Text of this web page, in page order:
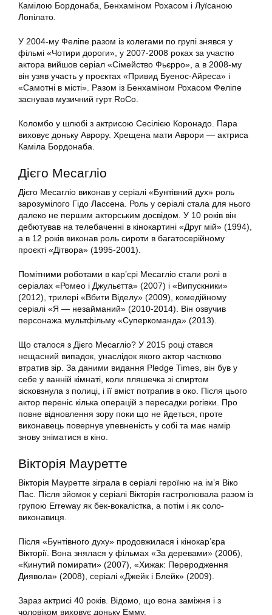
Камілою Бордонаба, Бенхаміном Рохасом і Луїсаною
Лопілато.
У 2004-му Феліпе разом із колегами по групі знявся у
фільмі «Чотири дороги», у 2007-2008 роках за участю
актора вийшов серіал «Сімейство Фьєрро», а в 2008-му
він узяв участь у проєктах «Привид Буенос-Айреса» і
«Самотні в місті». Разом із Бенхаміном Рохасом Феліпе
заснував музичний гурт RoCo.
Коломбо у шлюбі з актрисою Сесілією Коронадо. Пара
виховує доньку Аврору. Хрещена мати Аврори — актриса
Каміла Бордонаба.
Дієго Месагліо
Дієго Месагліо виконав у серіалі «Бунтівний дух» роль
зарозумілого Гідо Лассена. Роль у серіалі стала для нього
далеко не першим акторським досвідом. У 10 років він
дебютував на телебаченні в кінокартині «Друг мій» (1994),
а в 12 років виконав роль сироти в багатосерійному
проєкті «Дітвора» (1995-2001).
Помітними роботами в кар’єрі Месагліо стали ролі в
серіалах «Ромео і Джульєтта» (2007) і «Випускники»
(2012), трилері «Вбити Віделу» (2009), комедійному
серіалі «Я — незайманий» (2010-2014). Він озвучив
персонажа мультфільму «Суперкоманда» (2013).
Що сталося з Дієго Месагліо? У 2015 році стався
нещасний випадок, унаслідок якого актор частково
втратив зір. За даними видання Pledge Times, він був у
себе у ванній кімнаті, коли пляшечка зі спиртом
зісковзнула з полиці, і її вміст потрапив в око. Після цього
актор переніс кілька операцій з пересадки рогівки. Про
повне відновлення зору поки що не йдеться, проте
виконавець повернув упевненість у собі та має намір
знову зніматися в кіно.
Вікторія Мауретте
Вікторія Мауретте зіграла в серіалі героїню на ім’я Віко
Пас. Після зйомок у серіалі Вікторія гастролювала разом із
групою Erreway як бек-вокалістка, а потім і як соло-
виконавиця.
Після «Бунтівного духу» продовжилася і кінокар’єра
Вікторії. Вона знялася у фільмах «За деревами» (2006),
«Кинутий помирати» (2007), «Хижак: Переродження
Диявола» (2008), серіалі «Джейк і Блейк» (2009).
Зараз актрисі 40 років. Відомо, що вона заміжня і з
чоловіком виховує доньку Емму.